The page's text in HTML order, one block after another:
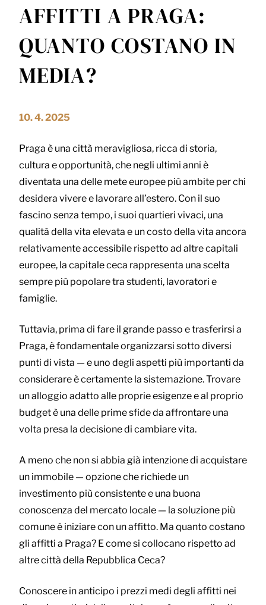
AFFITTI A PRAGA:
QUANTO COSTANO IN
MEDIA?
10. 4. 2025
Praga è una città meravigliosa, ricca di storia,
cultura e opportunità, che negli ultimi anni è
diventata una delle mete europee più ambite per chi
desidera vivere e lavorare all’estero. Con il suo
fascino senza tempo, i suoi quartieri vivaci, una
qualità della vita elevata e un costo della vita ancora
relativamente accessibile rispetto ad altre capitali
europee, la capitale ceca rappresenta una scelta
sempre più popolare tra studenti, lavoratori e
famiglie.
Tuttavia, prima di fare il grande passo e trasferirsi a
Praga, è fondamentale organizzarsi sotto diversi
punti di vista — e uno degli aspetti più importanti da
considerare è certamente la sistemazione. Trovare
un alloggio adatto alle proprie esigenze e al proprio
budget è una delle prime sfide da affrontare una
volta presa la decisione di cambiare vita.
A meno che non si abbia già intenzione di acquistare
un immobile — opzione che richiede un
investimento più consistente e una buona
conoscenza del mercato locale — la soluzione più
comune è iniziare con un affitto. Ma quanto costano
gli affitti a Praga? E come si collocano rispetto ad
altre città della Repubblica Ceca?
Conoscere in anticipo i prezzi medi degli affitti nei